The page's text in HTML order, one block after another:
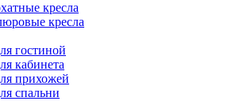
кресла
кресла
гостиной
кабинета
прихожей
спальни